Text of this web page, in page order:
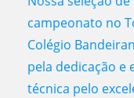
campeonato no
Colégio
pela dedicação e
técnica pelo